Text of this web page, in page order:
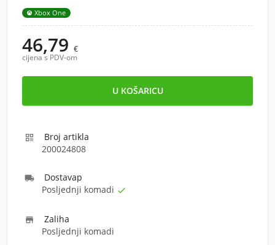
Xbox One
46,79 €
cijena s PDV-om

Broj artikla
200024808
 Dostavap
Posljednji komadi 

Zaliha
Posljednji komadi